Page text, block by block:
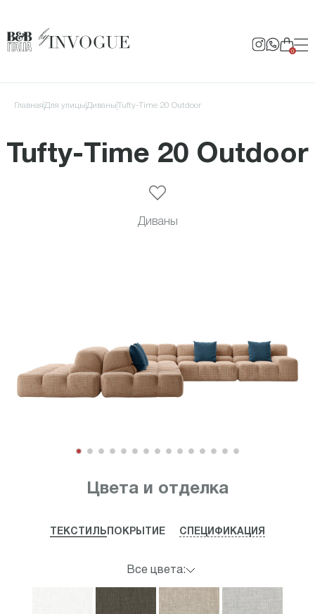
0
Главная для улицы Диваны Tufty-Time 20 Outdoor
Tufty-Time 20 Outdoor
Диваны
Цвета и отделка
ТЕКСТИЛЬ ПОКРЫТИЕ СПЕЦИФИКАЦИЯ
Все цвета: